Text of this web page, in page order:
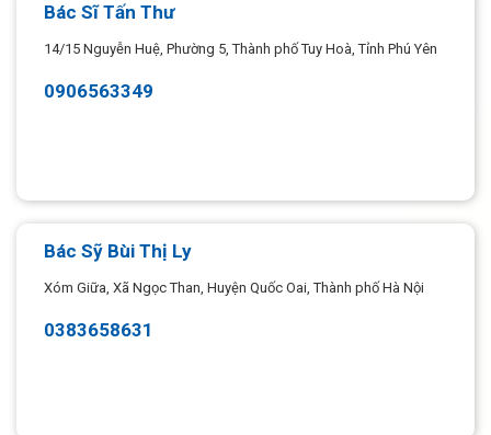
Bác Sĩ Tấn Thư
14/15 Nguyễn Huệ, Phường 5, Thành phố Tuy Hoà, Tỉnh Phú Yên
0906563349
Bác Sỹ Bùi Thị Ly
Xóm Giữa, Xã Ngọc Than, Huyện Quốc Oai, Thành phố Hà Nội
0383658631